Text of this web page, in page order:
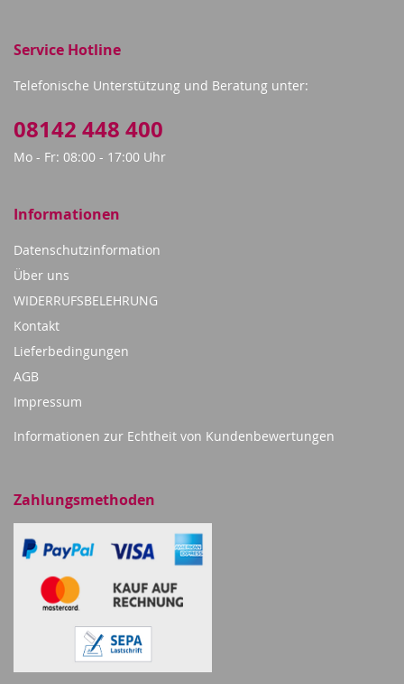
Service Hotline
Telefonische Unterstützung und Beratung unter:
08142 448 400
Mo - Fr: 08:00 - 17:00 Uhr
Informationen
Datenschutzinformation
Über uns
WIDERRUFSBELEHRUNG
Kontakt
Lieferbedingungen
AGB
Impressum
Informationen zur Echtheit von Kundenbewertungen
Zahlungsmethoden